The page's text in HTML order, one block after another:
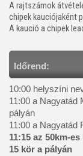
A rajtszámok
chipek kauciójaként
A kaució a chipek
Időrend:
10:00 helyszíni
11:00 a Nagyatád
pályán
11:15 az 50km-
15 kör a pályán